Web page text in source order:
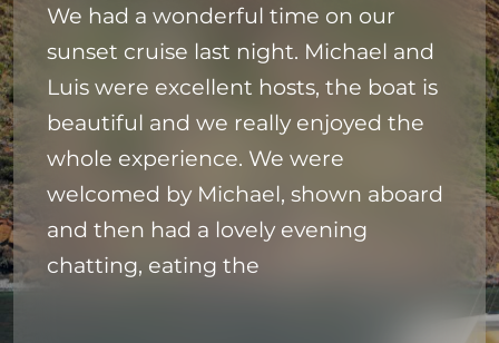
We had a wonderful time on our
sunset cruise last night. Michael and
Luis were excellent hosts, the boat is
beautiful and we really enjoyed the
whole experience. We were
welcomed by Michael, shown aboard
and then had a lovely evening
chatting, eating the